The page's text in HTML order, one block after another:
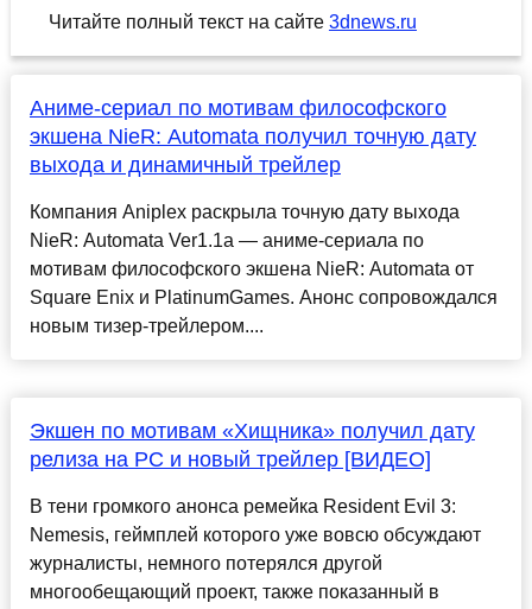
Читайте полный текст на сайте 3dnews.ru
Аниме-сериал по мотивам философского
экшена NieR: Automata получил точную дату
выхода и динамичный трейлер
Компания Aniplex раскрыла точную дату выхода
NieR: Automata Ver1.1a — аниме-сериала по
мотивам философского экшена NieR: Automata от
Square Enix и PlatinumGames. Анонс сопровождался
новым тизер-трейлером....
Экшен по мотивам «Хищника» получил дату
релиза на PC и новый трейлер [ВИДЕО]
В тени громкого анонса ремейка Resident Evil 3:
Nemesis, геймплей которого уже вовсю обсуждают
журналисты, немного потерялся другой
многообещающий проект, также показанный в